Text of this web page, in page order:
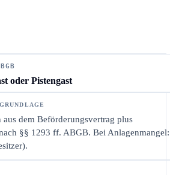
oder Pistengast
dem Beförderungsvertrag plus
§§ 1293 ff. ABGB. Bei Anlagenmangel: